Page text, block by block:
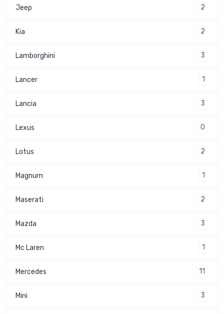
Jeep 2
Kia 2
Lamborghini 3
Lancer 1
Lancia 3
Lexus 0
Lotus 2
Magnum 1
Maserati 2
Mazda 3
Mc Laren 1
Mercedes 11
Mini 3